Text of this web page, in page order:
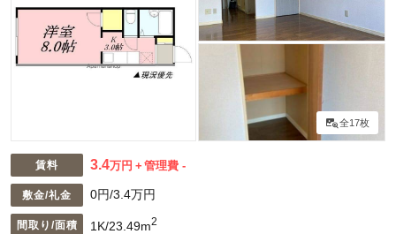
全17枚
賃料 3.4万円 管理費 -
敷金/礼金 0円/3.4万円
間取り/面積 1K/23.49m2